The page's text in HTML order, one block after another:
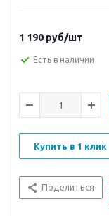
1 190 руб/шт
Есть в наличии
Купить в 1 клик
Поделиться